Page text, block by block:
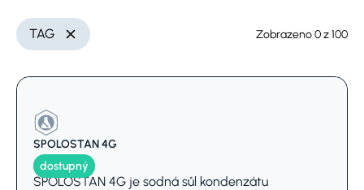
Vyhledávejte
(Název, INCI, CAS,..)
Smazat
TAG Zobrazeno0z100
SPOLOSTAN 4G
dostupný
SPOLOSTAN 4G je sodná sůl kondenzátu